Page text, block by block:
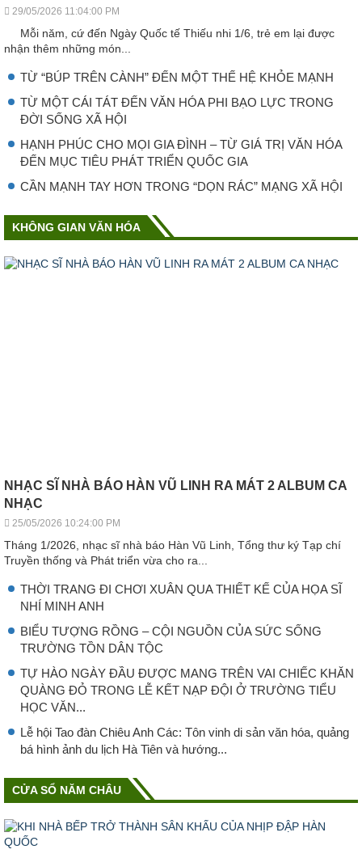
29/05/2026 11:04:00 PM
Mỗi năm, cứ đến Ngày Quốc tế Thiếu nhi 1/6, trẻ em lại được
nhận thêm những món...
TỪ “BÚP TRÊN CÀNH” ĐẾN MỘT THẾ HỆ KHỎE MẠNH
TỪ MỘT CÁI TÁT ĐẾN VĂN HÓA PHI BẠO LỰC TRONG
ĐỜI SỐNG XÃ HỘI
HẠNH PHÚC CHO MỌI GIA ĐÌNH – TỪ GIÁ TRỊ VĂN HÓA
ĐẾN MỤC TIÊU PHÁT TRIỂN QUỐC GIA
CẦN MẠNH TAY HƠN TRONG “DỌN RÁC” MẠNG XÃ HỘI
KHÔNG GIAN VĂN HÓA
NHẠC SĨ NHÀ BÁO HÀN VŨ LINH RA MÁT 2 ALBUM CA
NHẠC
25/05/2026 10:24:00 PM
Tháng 1/2026, nhạc sĩ nhà báo Hàn Vũ Linh, Tổng thư ký Tạp chí
Truyền thống và Phát triển vừa cho ra...
THỜI TRANG ĐI CHƠI XUÂN QUA THIẾT KẾ CỦA HỌA SĨ
NHÍ MINH ANH
BIỂU TƯỢNG RỒNG – CỘI NGUỒN CỦA SỨC SỐNG
TRƯỜNG TỒN DÂN TỘC
TỰ HÀO NGÀY ĐẦU ĐƯỢC MANG TRÊN VAI CHIẾC KHĂN
QUÀNG ĐỎ TRONG LỄ KẾT NẠP ĐỘI Ở TRƯỜNG TIỂU
HỌC VĂN...
Lễ hội Tao đàn Chiêu Anh Các: Tôn vinh di sản văn hóa, quảng
bá hình ảnh du lịch Hà Tiên và hướng...
CỬA SỔ NĂM CHÂU